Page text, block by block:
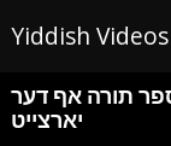
Yiddish Videos
תורה אף דער
יארצייט